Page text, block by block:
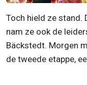
Toch hield ze stand.
nam ze ook de
Bäckstedt. Morgen
de tweede etappe,